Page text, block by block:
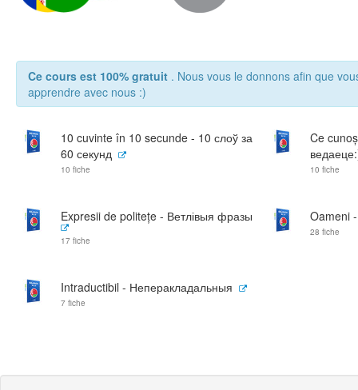
Ce cours est 100% gratuit . Nous vous le donnons afin que
apprendre avec nous :)
10 cuvinte în 10 secunde - 10 слоў за
60 секунд
10 fiche
Ce
10 fiche
Expresii de politețe - Ветлівыя фразы
17 fiche
Oameni
28 fiche
Intraductibil - Неперакладальныя
7 fiche